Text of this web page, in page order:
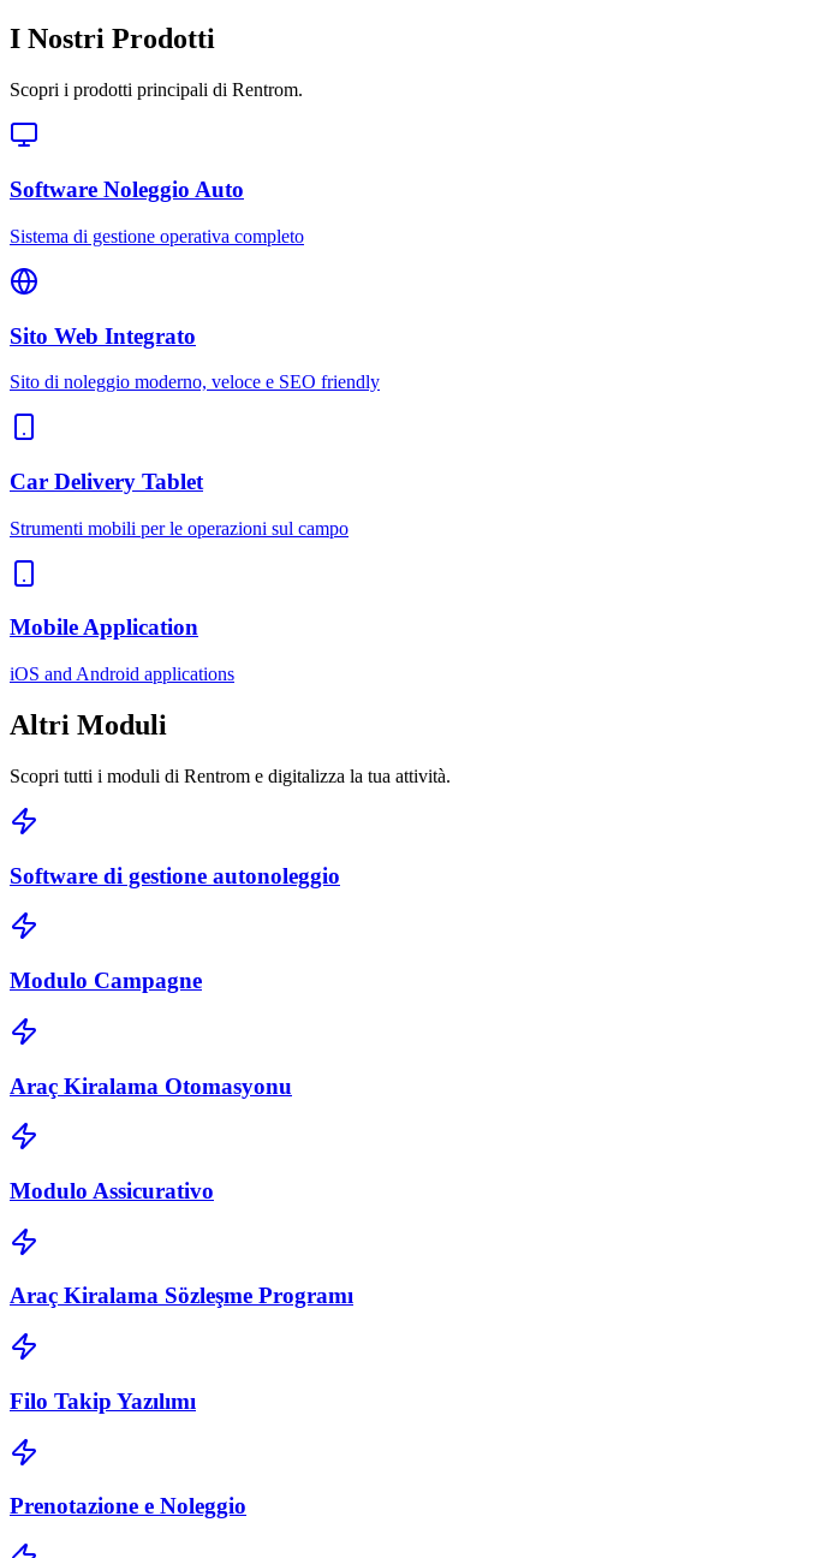
I Nostri Prodotti
Scopri i prodotti principali di Rentrom.
Software Noleggio Auto
Sistema di gestione operativa completo
Sito Web Integrato
Sito di noleggio moderno, veloce e SEO friendly
Car Delivery Tablet
Strumenti mobili per le operazioni sul campo
Mobile Application
iOS and Android applications
Altri Moduli
Scopri tutti i moduli di Rentrom e digitalizza la tua attività.
Software di gestione autonoleggio
Modulo Campagne
Araç Kiralama Otomasyonu
Modulo Assicurativo
Araç Kiralama Sözleşme Programı
Filo Takip Yazılımı
Prenotazione e Noleggio